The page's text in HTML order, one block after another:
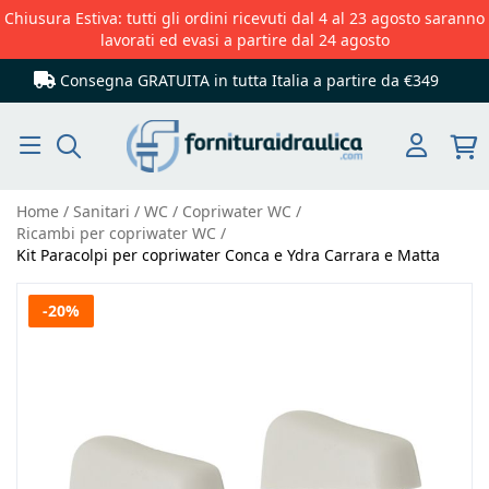
Chiusura Estiva: tutti gli ordini ricevuti dal 4 al 23 agosto saranno
lavorati ed evasi a partire dal 24 agosto
Consegna GRATUITA in tutta Italia a partire da €349
Home Sanitari WC
Copriwater WC
Ricambi per copriwater WC
Kit Paracolpi per copriwater Conca e Ydra Carrara e Matta
Vai
-20%